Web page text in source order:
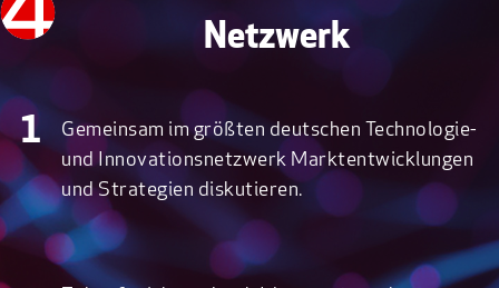
Netzwerk
1
Gemeinsam im größten deutschen Technologie-
und Innovationsnetzwerk Marktentwicklungen
und Strategien diskutieren.